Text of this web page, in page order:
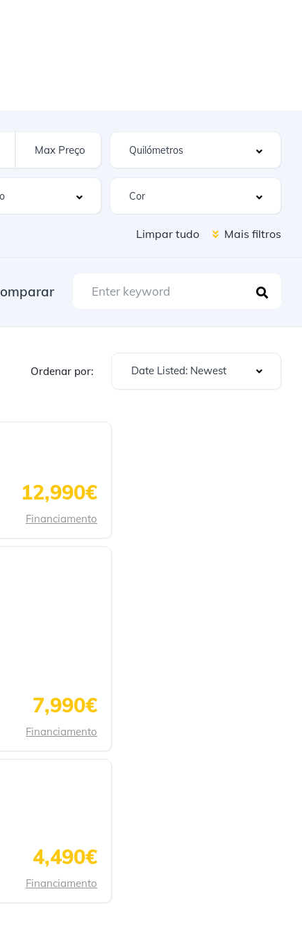
Limpar tudo Mais filtros
Ordenar por: Date Listed: Newest
12,990€
Financiamento
7,990€
Financiamento
4,490€
Financiamento